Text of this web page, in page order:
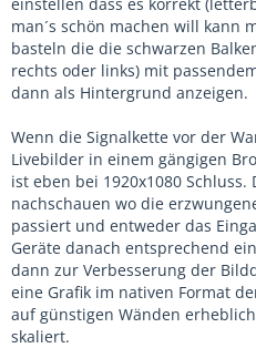
man´s schön machen will kann
basteln die die schwarzen
rechts oder links) mit
dann als Hintergrund anzeigen.
Wenn die Signalkette vor der
Livebilder in einem gängigen
ist eben bei 1920x1080
nachschauen wo die
passiert und entweder das
Geräte danach entsprechend
dann zur Verbesserung der
eine Grafik im nativen Format
auf günstigen Wänden
skaliert.